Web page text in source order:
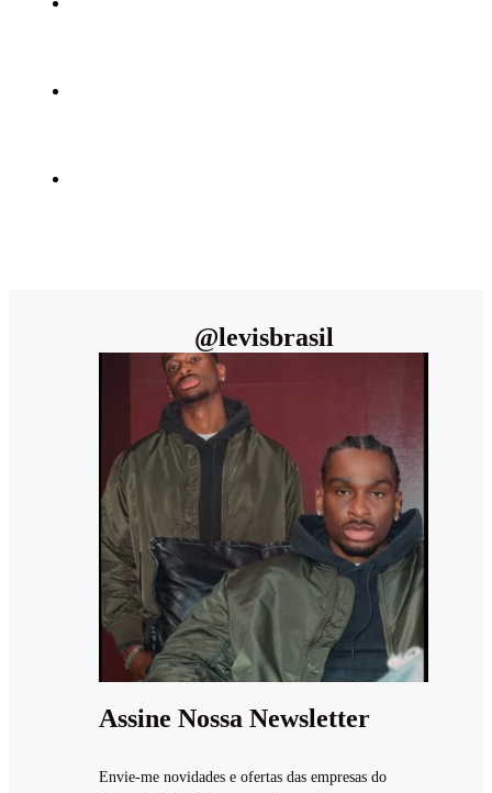
@levisbrasil
Assine Nossa Newsletter
Envie-me novidades e ofertas das empresas do